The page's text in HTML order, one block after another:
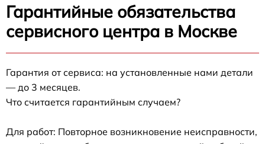
Гарантийные обязательства
сервисного центра в Москве
Гарантия от сервиса: на установленные нами детали
— до 3 месяцев.
Что считается гарантийным случаем?
Для работ: Повторное возникновение неисправности,